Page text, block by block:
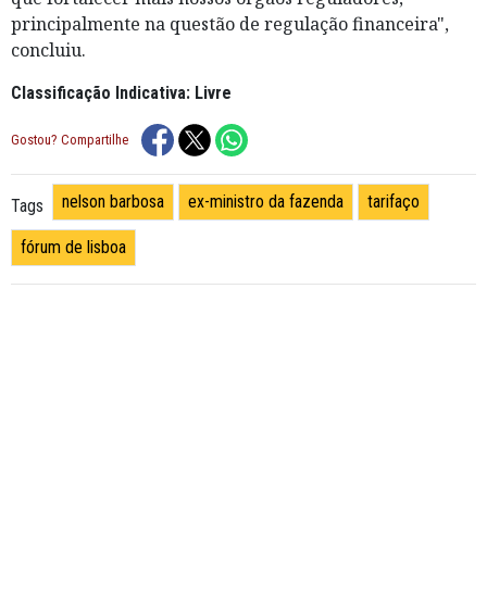
principalmente na questão de regulação financeira",
concluiu.
Classificação Indicativa: Livre
Gostou? Compartilhe
Tags nelson barbosa ex-ministro da fazenda tarifaço
fórum de lisboa